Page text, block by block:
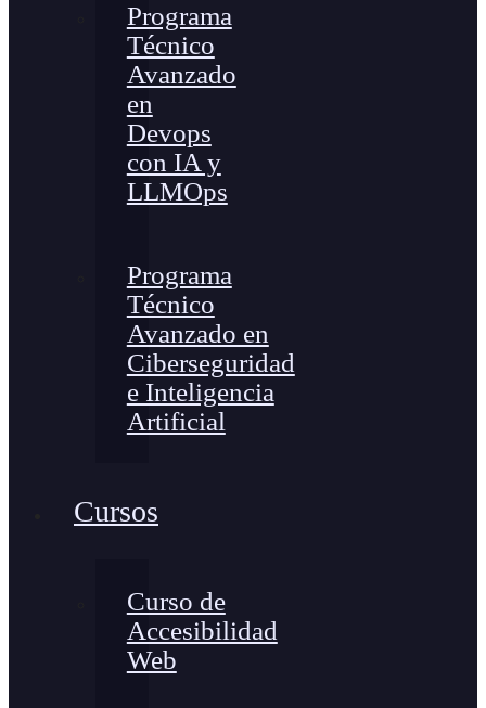
Programa
Técnico
Avanzado
en
Devops
con IA y
LLMOps
Programa
Técnico
Avanzado en
Ciberseguridad
e Inteligencia
Artificial
Cursos
Curso de
Accesibilidad
Web